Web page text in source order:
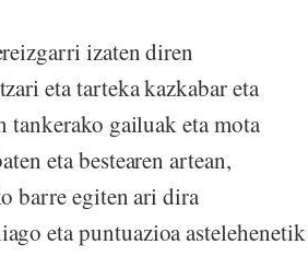
izaten diren
eta tarteka kazkabar eta
tankerako gailuak eta mota
eta bestearen artean,
barre egiten ari dira
eta puntuazioa astelehenetik